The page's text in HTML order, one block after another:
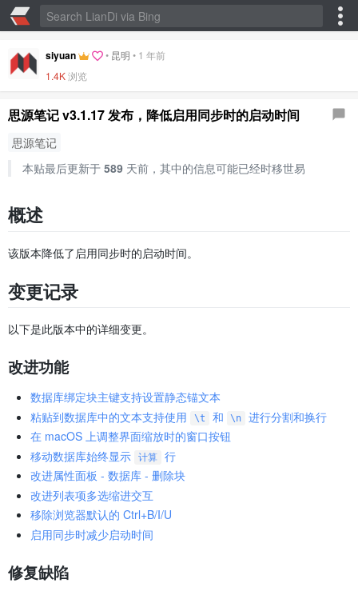
siyuan • 昆明 • 1 年前
1.4K浏览
思源笔记 v3.1.17 发布，降低启用同步时的启动时间
思源笔记
本贴最后更新于 589天前，其中的信息可能已经时移世易
概述
该版本降低了启用同步时的启动时间。
变更记录
以下是此版本中的详细变更。
改进功能
数据库绑定块主键支持设置静态锚文本
粘贴到数据库中的文本支持使用
\t 和 \n
进行分割和换行
在 macOS 上调整界面缩放时的窗口按钮
移动数据库始终显示
计算
行
改进属性面板 - 数据库 - 删除块
改进列表项多选缩进交互
移除浏览器默认的 Ctrl+B/I/U
启用同步时减少启动时间
修复缺陷